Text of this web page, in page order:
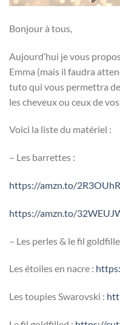
Bonjour à tous,
Aujourd’hui je vous
Emma (mais il faudra
tuto qui vous permettra
les cheveux ou ceux de
Voici la liste du matériel :
– Les barrettes :
https://amzn.to/2R3OUhR
https://amzn.to/
– Les perles & le fil
Les étoiles en nacre :
Les toupies Swarovski :